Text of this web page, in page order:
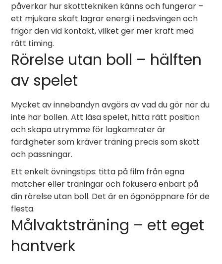
påverkar hur skotttekniken känns och fungerar –
ett mjukare skaft lagrar energi i nedsvingen och
frigör den vid kontakt, vilket ger mer kraft med
rätt timing.
Rörelse utan boll – hälften
av spelet
Mycket av innebandyn avgörs av vad du gör när du
inte har bollen. Att läsa spelet, hitta rätt position
och skapa utrymme för lagkamrater är
färdigheter som kräver träning precis som skott
och passningar.
Ett enkelt övningstips: titta på film från egna
matcher eller träningar och fokusera enbart på
din rörelse utan boll. Det är en ögonöppnare för de
flesta.
Målvaktsträning – ett eget
hantverk